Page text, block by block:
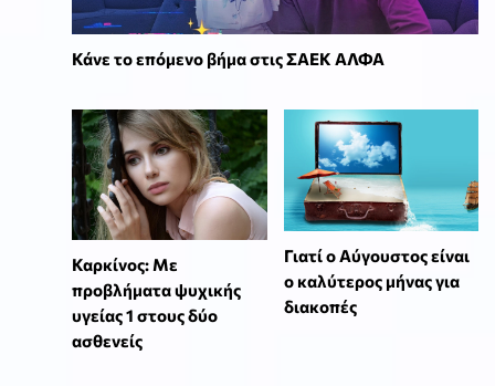
Κάνε το επόμενο βήμα στις ΣΑΕΚ ΑΛΦΑ
Καρκίνος: Με
προβλήματα ψυχικής
υγείας 1 στους δύο
ασθενείς
Γιατί ο Αύγουστος είναι
ο καλύτερος μήνας για
διακοπές